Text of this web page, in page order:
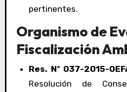
pertinentes.
Organismo de
Fiscalización
Res. Nº 037-2015-
Resolución de